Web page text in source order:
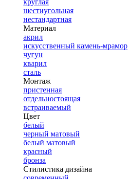
круглая
шестиугольная
нестандартная
Материал
акрил
искусственный камень-мрамор
чугун
кварил
сталь
Монтаж
пристенная
отдельностоящая
встраиваемый
Цвет
белый
черный матовый
белый матовый
красный
бронза
Стилистика дизайна